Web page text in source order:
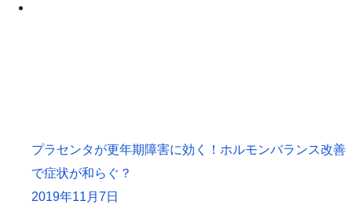
プラセンタが更年期障害に効く！ホルモンバランス改善
で症状が和らぐ？
2019年11月7日